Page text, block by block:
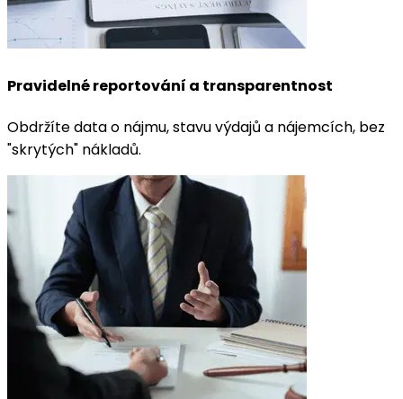
Pravidelné reportování a transparentnost
Obdržíte data o nájmu, stavu výdajů a nájemcích, bez
"skrytých" nákladů.